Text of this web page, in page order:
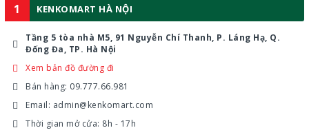
1 KENKOMART HÀ NỘI
Tầng 5 tòa nhà M5, 91 Nguyễn Chí Thanh, P. Láng Hạ, Q.
Đống Đa, TP. Hà Nội
Xem bản đồ đường đi
Bán hàng: 09.777.66.981
Email: admin@kenkomart.com
Thời gian mở cửa: 8h - 17h